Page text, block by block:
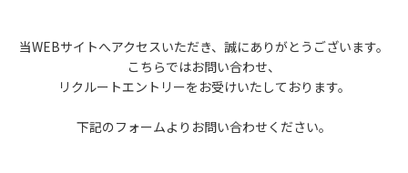
当WEBサイトへアクセスいただき、誠にありがとうございます。
こちらではお問い合わせ、
リクルートエントリーをお受けいたしております。
下記のフォームよりお問い合わせください。